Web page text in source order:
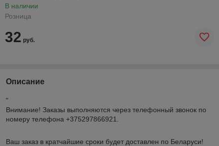
В наличии
Розница
32 руб.
Описание
"
Внимание! Заказы выполняются через телефонный звонок по
номеру телефона +375297866921.
Ваш заказ в кратчайшие сроки будет доставлен по Беларуси!